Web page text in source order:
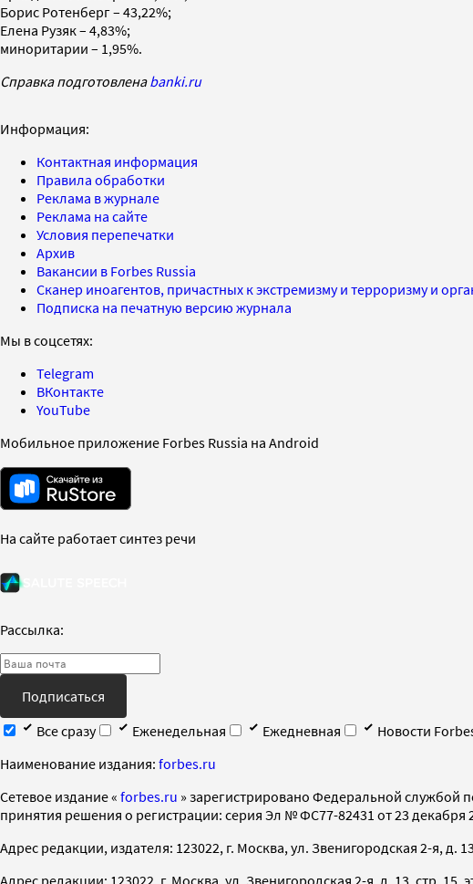
Борис Ротенберг – 43,22%;
Елена Рузяк – 4,83%;
миноритарии – 1,95%.
Справка подготовленаbanki.ru
Информация:
Контактная информация
Правила обработки
Реклама в журнале
Реклама на сайте
Условия перепечатки
Архив
Вакансии в Forbes Russia
Сканер иноагентов, причастных к экстремизму и терроризму и
Подписка на печатную версию журнала
Мы в соцсетях:
Telegram
ВКонтакте
YouTube
Мобильное приложение Forbes Russia на Android
На сайте работает синтез речи
Рассылка:
Подписаться
Все сразу
Еженедельная Ежедневная
Новости
Наименование издания: forbes.ru
Cетевое издание « forbes.ru » зарегистрировано Федеральной службой
принятия решения о регистрации: серия Эл № ФС77-82431 от 23 декабря
Адрес редакции, издателя: 123022, г. Москва, ул. Звенигородская 2-я, д.
Адрес редакции: 123022, г. Москва, ул. Звенигородская 2-я, д. 13, стр. 15,